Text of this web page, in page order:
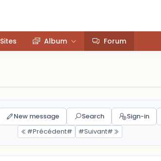
Sites Album Forum
New message Search Sign-in
#Précédent#
#Suivant#